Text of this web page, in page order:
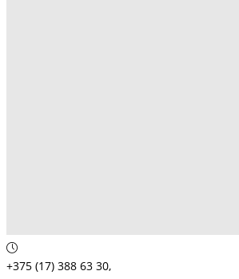
+375 (17) 388 63 30,